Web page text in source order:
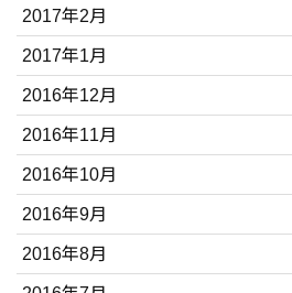
2017年2月
2017年1月
2016年12月
2016年11月
2016年10月
2016年9月
2016年8月